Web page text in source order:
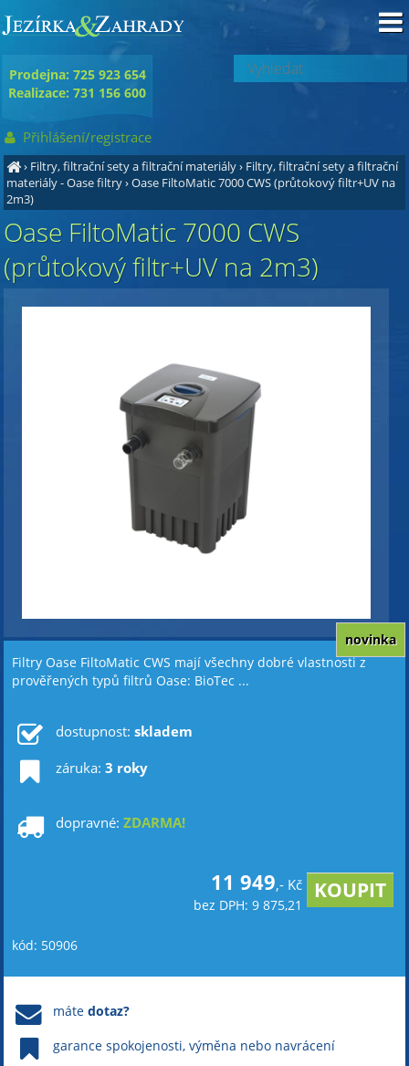
› Filtry, filtrační sety a filtrační materiály› Filtry, filtrační sety a filtrační
materiály - Oase filtry›Oase FiltoMatic 7000 CWS (průtokový filtr+UV na
2m3)
Oase FiltoMatic 7000 CWS
(průtokový filtr+UV na 2m3)
Filtry Oase FiltoMatic CWS mají všechny dobré vlastnosti z
prověřených typů filtrů Oase: BioTec ...
novinka
dostupnost: skladem
záruka: 3 roky
dopravné: ZDARMA!
11 949,- Kč
bez DPH: 9 875,21
kód: 50906
mátedotaz?
garance spokojenosti, výměna nebo navrácení
Prodejna: 725 923 654
Realizace: 731 156 600
Přihlášení/registrace